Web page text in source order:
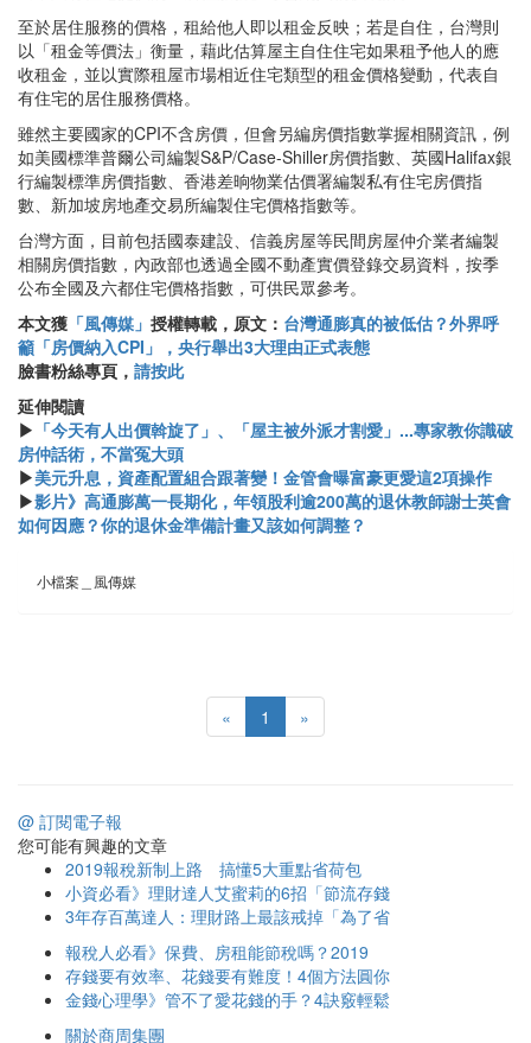
至於居住服務的價格，租給他人即以租金反映；若是自住，台灣則
以「租金等價法」衡量，藉此估算屋主自住住宅如果租予他人的應
收租金，並以實際租屋市場相近住宅類型的租金價格變動，代表自
有住宅的居住服務價格。
雖然主要國家的CPI不含房價，但會另編房價指數掌握相關資訊，例
如美國標準普爾公司編製S&P/Case-Shiller房價指數、英國Halifax銀
行編製標準房價指數、香港差晌物業估價署編製私有住宅房價指
數、新加坡房地產交易所編製住宅價格指數等。
台灣方面，目前包括國泰建設、信義房屋等民間房屋仲介業者編製
相關房價指數，內政部也透過全國不動產實價登錄交易資料，按季
公布全國及六都住宅價格指數，可供民眾參考。
本文獲 「風傳媒」 授權轉載，原文： 台灣通膨真的被低估？外界呼
籲「房價納入CPI」，央行舉出3大理由正式表態
臉書粉絲專頁， 請按此
延伸閱讀
▶ 「今天有人出價斡旋了」、「屋主被外派才割愛」...專家教你識破
房仲話術，不當冤大頭
▶美元升息，資產配置組合跟著變！金管會曝富豪更愛這2項操作
▶影片》高通膨萬一長期化，年領股利逾200萬的退休教師謝士英會
如何因應？你的退休金準備計畫又該如何調整？
小檔案＿風傳媒
« 1 »
@ 訂閱電子報
您可能有興趣的文章
2019報稅新制上路 搞懂5大重點省荷包
小資必看》理財達人艾蜜莉的6招「節流存錢
3年存百萬達人：理財路上最該戒掉「為了省
報稅人必看》保費、房租能節稅嗎？2019
存錢要有效率、花錢要有難度！4個方法圓你
金錢心理學》管不了愛花錢的手？4訣竅輕鬆
關於商周集團